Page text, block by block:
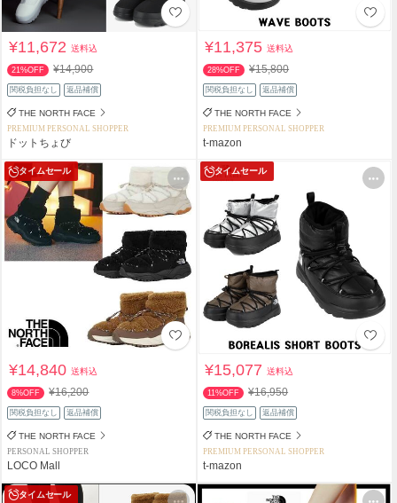
¥11,672送料込
21%OFF ¥14,900
関税負担なし 返品補償
THE NORTH FACE
PREMIUM PERSONAL SHOPPER
ドットちょび
¥11,375送料込
28%OFF ¥15,800
関税負担なし 返品補償
THE NORTH FACE
PREMIUM PERSONAL SHOPPER
t-mazon
タイムセール
¥14,840送料込
8%OFF ¥16,200
関税負担なし 返品補償
THE NORTH FACE
PERSONAL SHOPPER
LOCO Mall
タイムセール
¥15,077送料込
11%OFF ¥16,950
関税負担なし 返品補償
THE NORTH FACE
PREMIUM PERSONAL SHOPPER
t-mazon
タイムセール